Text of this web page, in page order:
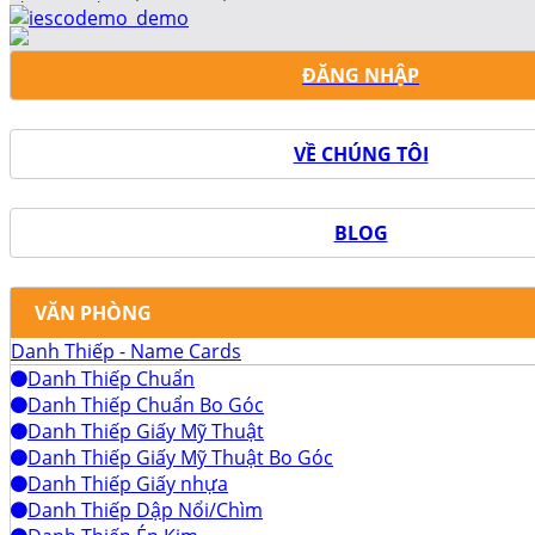
ĐĂNG NHẬP
VỀ CHÚNG TÔI
BLOG
VĂN PHÒNG
Danh Thiếp - Name Cards
Danh Thiếp Chuẩn
Danh Thiếp Chuẩn Bo Góc
Danh Thiếp Giấy Mỹ Thuật
Danh Thiếp Giấy Mỹ Thuật Bo Góc
Danh Thiếp Giấy nhựa
Danh Thiếp Dập Nổi/Chìm